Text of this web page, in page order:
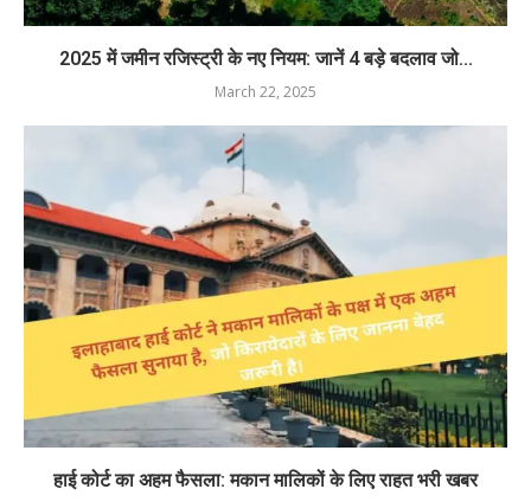
2025 में जमीन रजिस्ट्री के नए नियम: जानें 4 बड़े बदलाव जो...
March 22, 2025
हाई कोर्ट का अहम फैसला: मकान मालिकों के लिए राहत भरी खबर